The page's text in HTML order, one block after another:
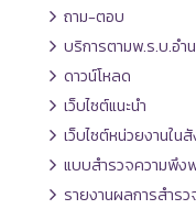
ถาม-ตอบ
บริการตามพ.ร.บ.อำ
ดาวน์โหลด
เว็บไซต์แนะนำ
เว็บไซต์หน่วยงานใน
แบบสำรวจความพึง
รายงานผลการสำร